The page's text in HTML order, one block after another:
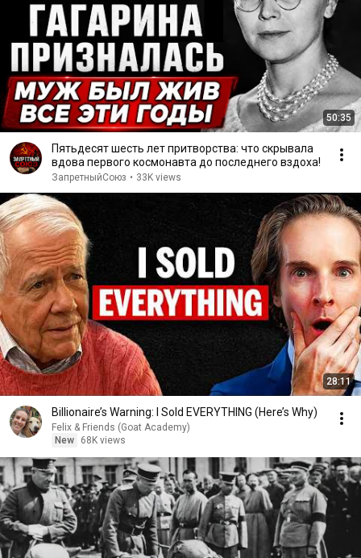
50:35
Пятьдесят шесть лет притворства: что скрывала
вдова первого космонавта до последнего вздоха!
ЗапретныйСоюз • 33K views
28:11
Billionaire’s Warning: I Sold EVERYTHING (Here’s Why)
Felix & Friends (Goat Academy)
New
68K views